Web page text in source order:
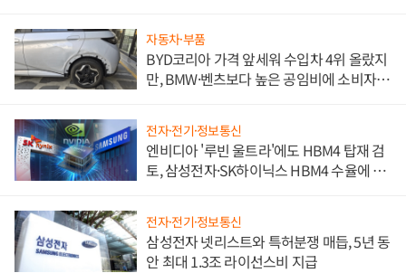
자동차·부품
BYD코리아 가격 앞세워 수입차 4위 올랐지
만, BMW·벤츠보다 높은 공임비에 소비자
전자·전기·정보통신
엔비디아 '루빈 울트라'에도 HBM4 탑재 검
토, 삼성전자·SK하이닉스 HBM4 수율에 주
전자·전기·정보통신
삼성전자 넷리스트와 특허분쟁 매듭, 5년 동
안 최대 1.3조 라이선스비 지급